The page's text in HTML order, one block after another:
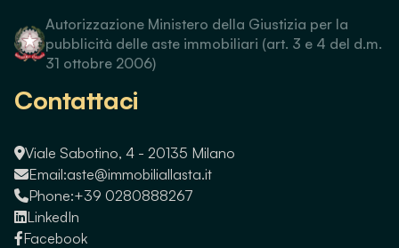
Autorizzazione Ministero della Giustizia per la
pubblicità delle aste immobiliari (art. 3 e 4 del d.m.
31 ottobre 2006)
Contattaci
Viale Sabotino, 4 - 20135 Milano
Email:aste@immobiliallasta.it
Phone:+39 0280888267
LinkedIn
Facebook